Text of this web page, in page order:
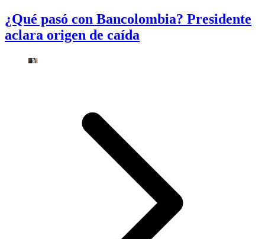
¿Qué pasó con Bancolombia? Presidente
aclara origen de caída